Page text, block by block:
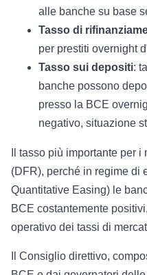
alle banche su base
Tasso di
per prestiti overnight
Tasso sui depositi:
banche possono
presso la BCE
negativo, situazione
Il tasso più importante per
(DFR), perché in regime di
Quantitative Easing) le
BCE costantemente
operativo dei tassi di
Il Consiglio direttivo,